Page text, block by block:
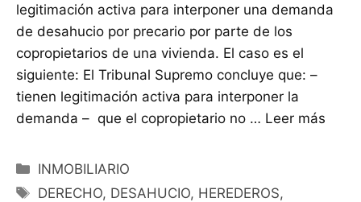
legitimación activa para interponer una demanda
de desahucio por precario por parte de los
copropietarios de una vivienda. El caso es el
siguiente: El Tribunal Supremo concluye que: –
tienen legitimación activa para interponer la
demanda – que el copropietario no … Leer más
Categorías
INMOBILIARIO
Etiquetas
DERECHO, DESAHUCIO, HEREDEROS,